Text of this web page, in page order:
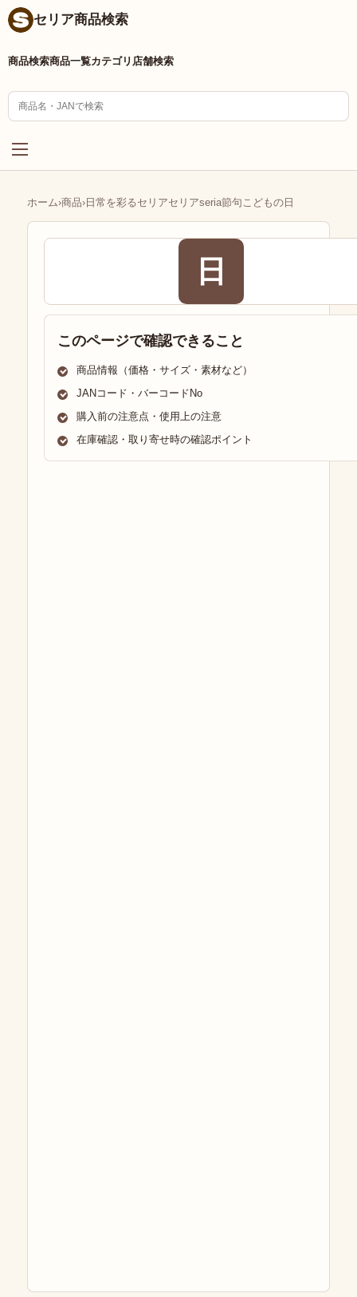
セリア商品検索
商品検索商品一覧カテゴリ 店舗検索
ホーム›商品› 日常を彩るセリアセリアseria節句こどもの日
日
このページで確認できること
商品情報（価格・サイズ・素材など）
JANコード・バーコードNo
購入前の注意点・使用上の注意
在庫確認・取り寄せ時の確認ポイント